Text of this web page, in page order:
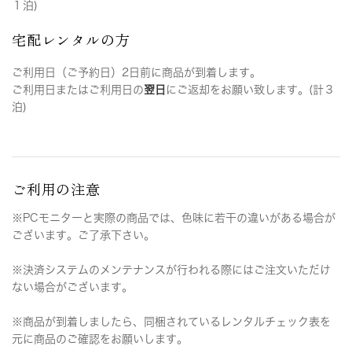
１泊)
宅配レンタルの方
ご利用日（ご予約日）2日前に商品が到着します。
ご利用日またはご利用日の翌日 にご返却をお願い致します。(計３
泊)
ご利用の注意
※PCモニターと実際の商品では、色味に若干の違いがある場合が
ございます。ご了承下さい。
※決済システムのメンテナンスが行われる際にはご注文いただけ
ない場合がございます。
※商品が到着しましたら、同梱されているレンタルチェック表を
元に商品のご確認をお願いします。